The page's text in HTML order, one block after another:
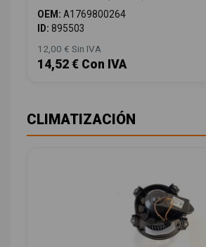
OEM: A1769800264
ID: 895503
12,00 € Sin IVA
14,52 € Con IVA
CLIMATIZACIÓN